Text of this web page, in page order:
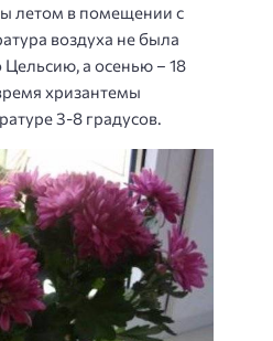
летом в помещении с
воздуха не была
а осенью – 18
хризантемы
3-8 градусов.